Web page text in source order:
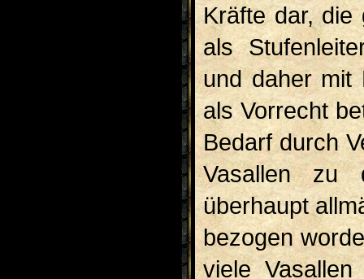
Kräfte dar, die
als
und daher mit
als Vorrecht
Bedarf durch
Vasallen zu
überhaupt
be­zogen
viele